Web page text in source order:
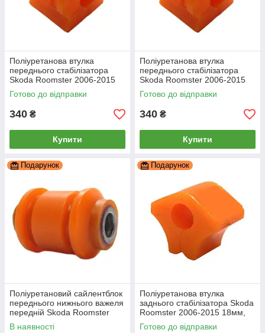
Поліуретанова втулка
переднього стабілізатора
Skoda Roomster 2006-2015
17мм, PP-0089P
Готово до відправки
340 ₴
Купити
Поліуретанова втулка
переднього стабілізатора
Skoda Roomster 2006-2015
17мм ПІД вироблення, PP-
0089P
Готово до відправки
340 ₴
Купити
Подарунок
Поліуретановий сайлентблок
переднього нижнього важеля
передній Skoda Roomster
2006-2015, PP-0148
В наявності
Подарунок
Поліуретанова втулка
заднього стабілізатора Skoda
Roomster 2006-2015 18мм,
PP-0269P
Готово до відправки